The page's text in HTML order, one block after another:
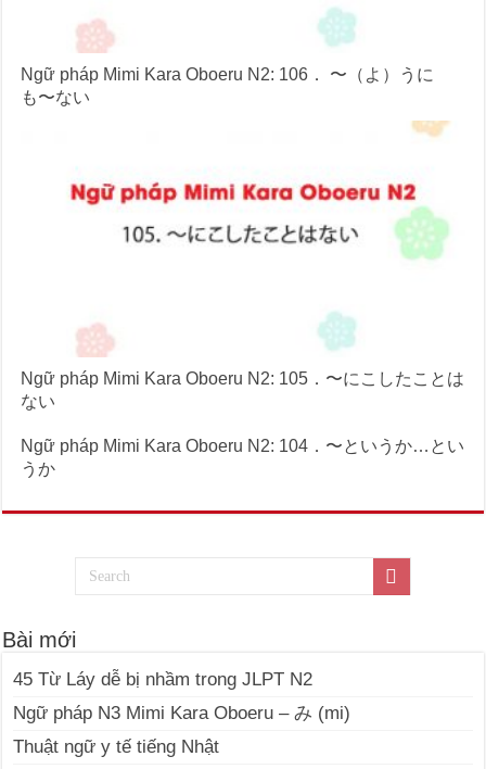
Ngữ pháp Mimi Kara Oboeru N2: 106． 〜（よ）うに
も〜ない
Ngữ pháp Mimi Kara Oboeru N2: 105．〜にこしたことは
ない
Ngữ pháp Mimi Kara Oboeru N2: 104．〜というか…とい
うか
Bài mới
45 Từ Láy dễ bị nhầm trong JLPT N2
Ngữ pháp N3 Mimi Kara Oboeru – み (mi)
Thuật ngữ y tế tiếng Nhật